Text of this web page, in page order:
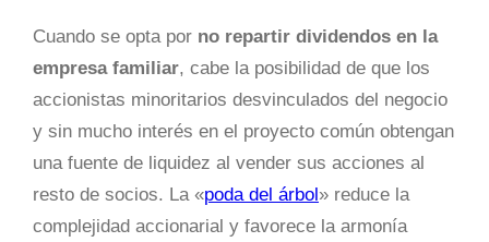
Cuando se opta por no repartir dividendos en la
empresa familiar, cabe la posibilidad de que los
accionistas minoritarios desvinculados del negocio
y sin mucho interés en el proyecto común obtengan
una fuente de liquidez al vender sus acciones al
resto de socios. La «poda del árbol» reduce la
complejidad accionarial y favorece la armonía